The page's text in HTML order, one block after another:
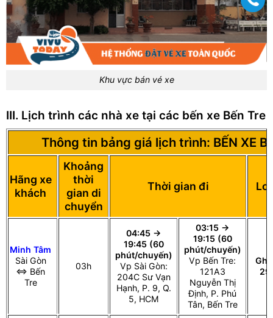
Khu vực bán vé xe
III. Lịch trình các nhà xe tại các bến xe Bến Tre
Thông tin bảng giá lịch trình: BẾN XE
Hãng xe
khách
Khoảng
thời
gian di
chuyển
Thời gian đi
Minh Tâm
Sài Gòn
⇔ Bến
Tre
03h
04:45 →
19:45 (60
phút/chuyến)
Vp Sài Gòn:
204C Sư Vạn
Hạnh, P. 9, Q.
5, HCM
03:15 →
19:15 (60
phút/chuyến)
Vp Bến Tre:
121A3
Nguyễn Thị
Định, P. Phú
Tân, Bến Tre
29